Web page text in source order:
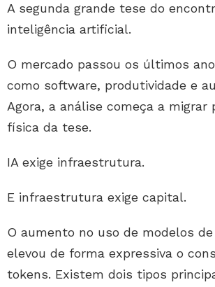
A segunda grande tese do
inteligência artificial.
O mercado passou os últimos
como software, produtividade e
Agora, a análise começa a migrar
física da tese.
IA exige infraestrutura.
E infraestrutura exige capital.
O aumento no uso de modelos
elevou de forma expressiva o
tokens. Existem dois tipos